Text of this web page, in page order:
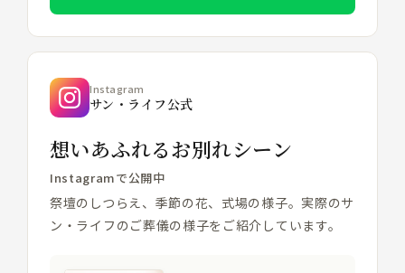
Instagram
サン・ライフ公式
想いあふれるお別れシーン
Instagramで公開中
祭壇のしつらえ、季節の花、式場の様子。実際のサ
ン・ライフのご葬儀の様子をご紹介しています。